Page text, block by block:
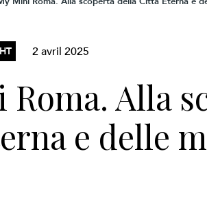
2 avril 2025
Roma. Alla
e delle